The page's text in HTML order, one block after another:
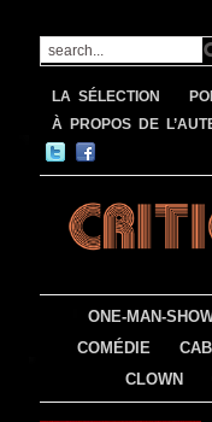
LA SÉLECTION
À PROPOS DE
ONE-MAN-
COMÉDIE
CLOWN